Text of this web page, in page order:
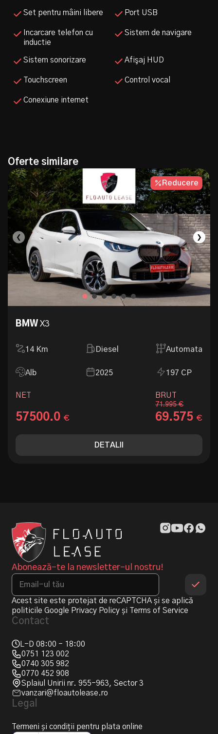
Set pentru mâini libere Port USB
Incarcare telefon cu
inductie
Sistem de navigare
Sistem sonorizare Afişaj HUD
Touchscreen Control vocal
Conexiune internet
Oferte similare
❮ ❯
Reducere
BMW X3
14 Km
Alb
Diesel
2025
Automata
197 CP
NET
57500.0 €
BRUT
71.995 €
69.575 €
DETALII
Abonează-te la newsletter-ul nostru!
Acest site este protejat de reCAPTCHA și se aplică
politicile Google Privacy Policy și Terms of Service
Contact
L-D 08:00 - 18:00
0751 123 002
0740 305 982
0770 452 908
Splaiul Unirii nr. 955-963, Sector 3
vanzari@floautolease.ro
Legal
Termeni și condiții pentru plata online